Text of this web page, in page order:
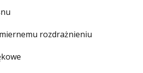
rozdrażnieniu